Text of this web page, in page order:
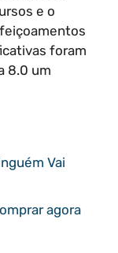
e o
foram
8.0 um
Vai
agora